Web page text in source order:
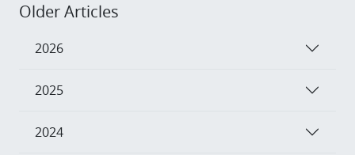
Older Articles
2026
2025
2024